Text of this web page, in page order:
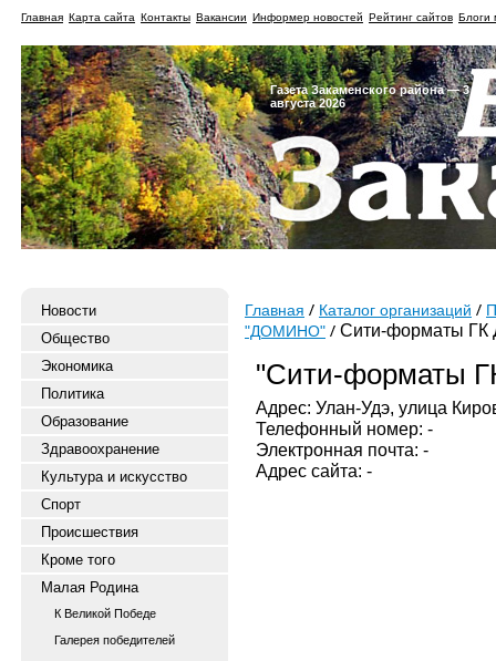
Главная Карта сайта Контакты Вакансии Информер новостей Рейтинг сайтов Блоги
Газета Закаменского района — 3
августа 2026
Новости
Общество
Экономика
Политика
Образование
Здравоохранение
Культура и искусство
Спорт
Происшествия
Кроме того
Малая Родина
К Великой Победе
Галерея победителей
Главная Каталог организаций
"ДОМИНО"
Сити-форматы ГК
"Сити-форматы
Адрес: Улан-Удэ, улица
Телефонный номер: -
Электронная почта: -
Адрес сайта: -